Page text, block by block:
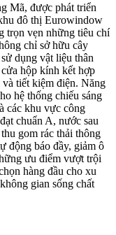
Mã, được phát triển
đô thị Eurowindow
trọn vẹn những tiêu chí
chỉ sở hữu cây
dụng vật liệu thân
hộp kính kết hợp
tiết kiệm điện. Năng
hệ thống chiếu sáng
các khu vực công
chuẩn A, nước sau
gom rác thải thông
động báo đầy, giảm ô
ưu điểm vượt trội
hàng đầu cho xu
gian sống chất